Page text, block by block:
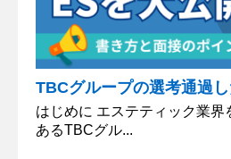
TBCグループの選考通過し
はじめに エステティック業界
あるTBCグル...